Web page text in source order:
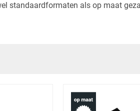
standaardformaten als op maat